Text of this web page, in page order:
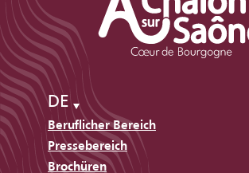
DE
Beruflicher Bereich
Pressebereich
Brochüren